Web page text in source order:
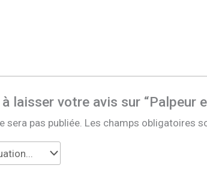
laisser votre avis sur “Palpeur
sera pas publiée. Les champs obligatoires